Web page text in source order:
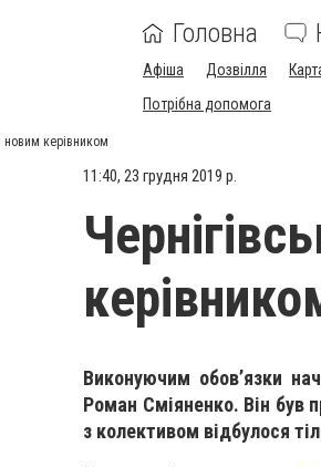
Головна
Афіша Дозвілля
Потрібна допомога
новим керівником
11:40, 23 грудня 2019 р.
Виконуючим обов’язки
Роман Сміяненко. Він був
з колективом відбулося